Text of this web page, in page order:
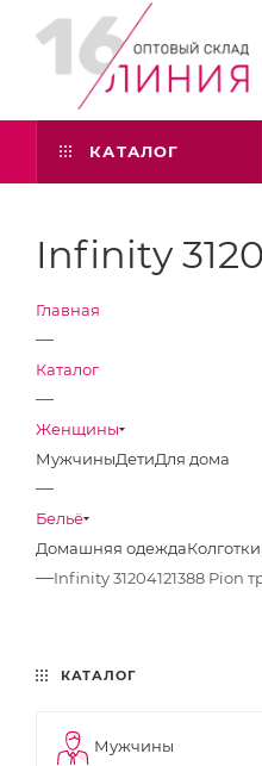
КАТАЛОГ
Infinity
Главная
—
Каталог
—
Женщины
МужчиныДетиДля дома
—
Бельё
Домашняя одеждаКолготки
—Infinity 31204121388 Pion
КАТАЛОГ
Мужчины